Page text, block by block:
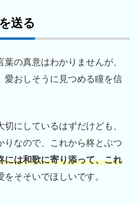
送る
の真意はわかりませんが、
愛おしそうに見つめる瞳を信
にしているはずだけども、
りなので、これから柊とぶつ
には和歌に寄り添って、これ
をそそいでほしいです。